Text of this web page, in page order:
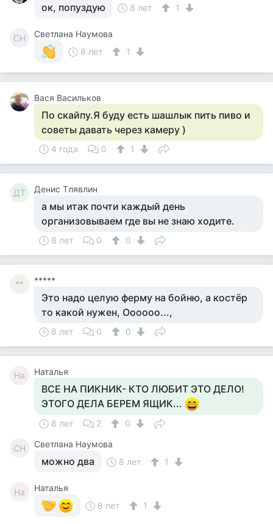
ок, попуздую 8 лет 1
СН
Светлана Наумова
8 лет
1
Вася Васильков
По скайпу.Я буду есть шашлык пить пиво и
советы давать через камеру )
4 года 0 1
ДТ Денис Тлявлин
а мы итак почти каждый день
организовываем где вы не знаю ходите.
8 лет 0 0
** *****
Это надо целую ферму на бойню, а костёр
то какой нужен, Оооооо...,
8 лет 0 0
На Наталья
ВСЕ НА ПИКНИК- КТО ЛЮБИТ ЭТО ДЕЛО!
ЭТОГО ДЕЛА БЕРЕМ ЯЩИК...
8 лет 2 0
СН Светлана Наумова
можно два 8 лет 1
На
Наталья
8 лет
1